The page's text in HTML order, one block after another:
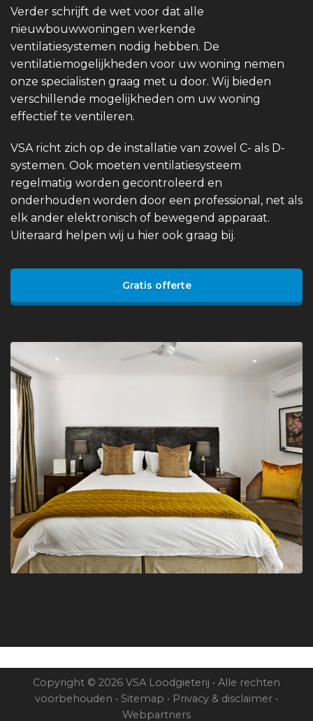
Verder schrijft de wet voor dat alle
nieuwbouwwoningen werkende
ventilatiesystemen nodig hebben. De
ventilatiemogelijkheden voor uw woning nemen
onze specialisten graag met u door. Wij bieden
verschillende mogelijkheden om uw woning
effectief te ventileren.
VSA richt zich op de installatie van zowel C- als D-
systemen. Ook moeten ventilatiesysteem
regelmatig worden gecontroleerd en
onderhouden worden door een professional, net als
elk ander elektronisch of bewegend apparaat.
Uiteraard helpen wij u hier ook graag bij.
Gratis offerte
Copyright © 2026 VSA Loodgieterij • Alle rechten
voorbehouden • Sitemap • Privacy & disclaimer •
Webpartners